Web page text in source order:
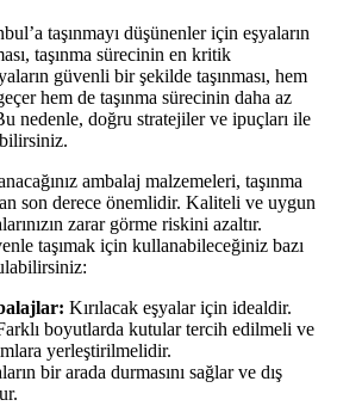
taşınmayı düşünenler için eşyaların
taşınma sürecinin en kritik
güvenli bir şekilde taşınması, hem
hem de taşınma sürecinin daha az
nedenle, doğru stratejiler ve ipuçları ile
ambalaj malzemeleri, taşınma
son derece önemlidir. Kaliteli ve uygun
zarar görme riskini azaltır.
taşımak için kullanabileceğiniz bazı
Kırılacak eşyalar için idealdir.
boyutlarda kutular tercih edilmeli ve
yerleştirilmelidir.
bir arada durmasını sağlar ve dış